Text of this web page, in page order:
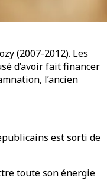
(2007-2012). Les
d’avoir fait financer
l’ancien
est sorti de
toute son énergie